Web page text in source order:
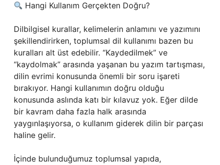
Hangi Kullanım Gerçekten Doğru?
Dilbilgisel kurallar, kelimelerin anlamını ve yazımını
şekillendirirken, toplumsal dil kullanımı bazen bu
kuralları alt üst edebilir. “Kaydedilmek” ve
“kaydolmak” arasında yaşanan bu yazım tartışması,
dilin evrimi konusunda önemli bir soru işareti
bırakıyor. Hangi kullanımın doğru olduğu
konusunda aslında katı bir kılavuz yok. Eğer dilde
bir kavram daha fazla halk arasında
yaygınlaşıyorsa, o kullanım giderek dilin bir parçası
haline gelir.
İçinde bulunduğumuz toplumsal yapıda,